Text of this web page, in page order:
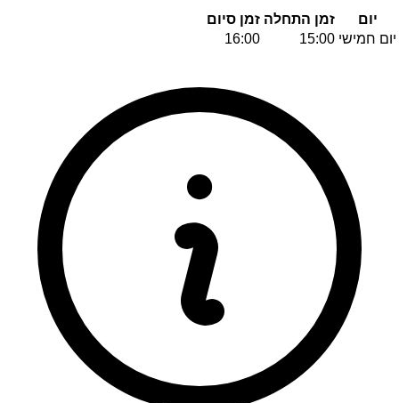
יום זמן התחלה זמן סיום
יום חמישי 15:00
16:00